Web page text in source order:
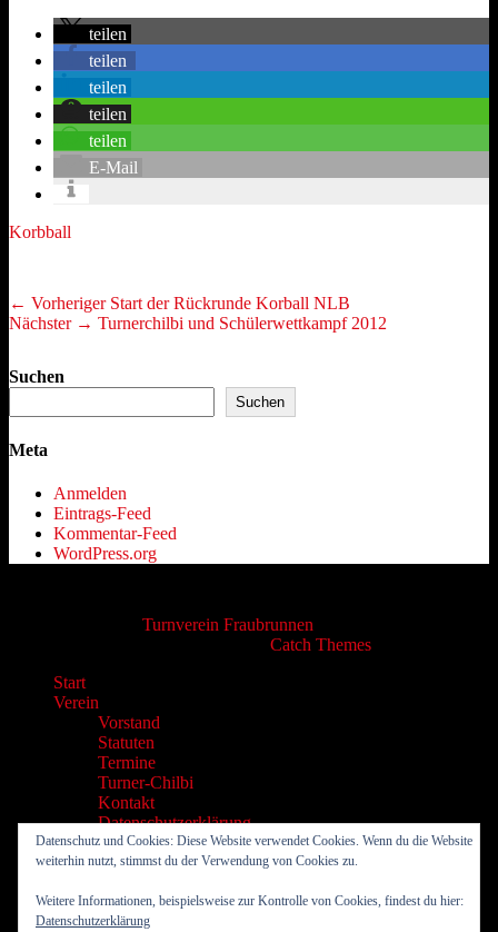
teilen
teilen
teilen
teilen
teilen
E-Mail
Kategorien
Korbball
Beitragsnavigation
← Vorheriger Vorheriger
Beitrag:
Start der Rückrunde Korball NLB
Nächster → Nächster
Turnerchilbi und Schülerwettkampf 2012
Suchen
Suchen
Meta
Anmelden
Eintrags-Feed
Kommentar-Feed
WordPress.org
Turnverein Fraubrunnen
Catch Themes
scrollen
Start
Verein
Vorstand
Statuten
Termine
Turner-Chilbi
Kontakt
Datenschutzerklärung
Männerriege
Volleyriege
Leichtathletik
Leichtathletik Leitbild
Datenschutz und Cookies: Diese Website verwendet Cookies. Wenn du die Website
weiterhin nutzt, stimmst du der Verwendung von Cookies zu.
Weitere Informationen, beispielsweise zur Kontrolle von Cookies, findest du hier:
Datenschutzerklärung